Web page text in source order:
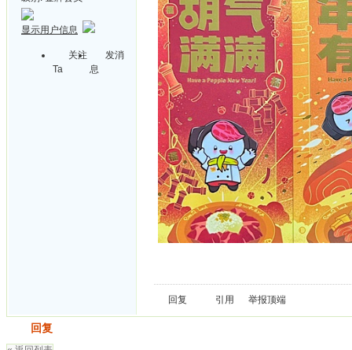
显示用户信息
关注
Ta
发消
息
回复 引用 举报顶端
回复